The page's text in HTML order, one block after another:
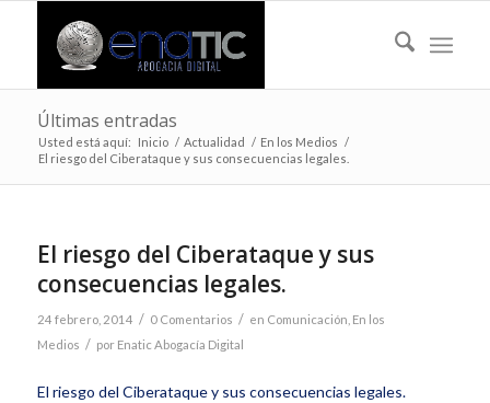
Últimas entradas
Usted está aquí: Inicio / Actualidad / En los Medios /
El riesgo del Ciberataque y sus consecuencias legales.
El riesgo del Ciberataque y sus
consecuencias legales.
24 febrero, 2014 / 0 Comentarios / en Comunicación En los
Medios / por Enatic Abogacía Digital
El riesgo del Ciberataque y sus consecuencias legales.